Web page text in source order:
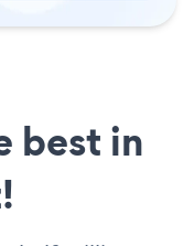
best in